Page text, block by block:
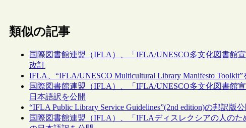
類似の記事
国際図書館連盟（IFLA）、「IFLA/UNESCO多文化図書館
改訂
IFLA、“IFLA/UNESCO Multicultural Library Manifesto Toolkit”
国際図書館連盟（IFLA）、「IFLA/UNESCO多文化図書館
日本語訳を公開
“IFLA Public Library Service Guidelines”(2nd edition)の邦訳版公
国際図書館連盟（IFLA）、「IFLAディスレクシアの人の